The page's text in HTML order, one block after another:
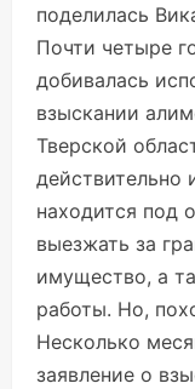
поделилась
Почти четыре
добивалась
взыскании
Тверской
действительно
находится под
выезжать за
имущество, а
работы. Но,
Несколько
заявление о